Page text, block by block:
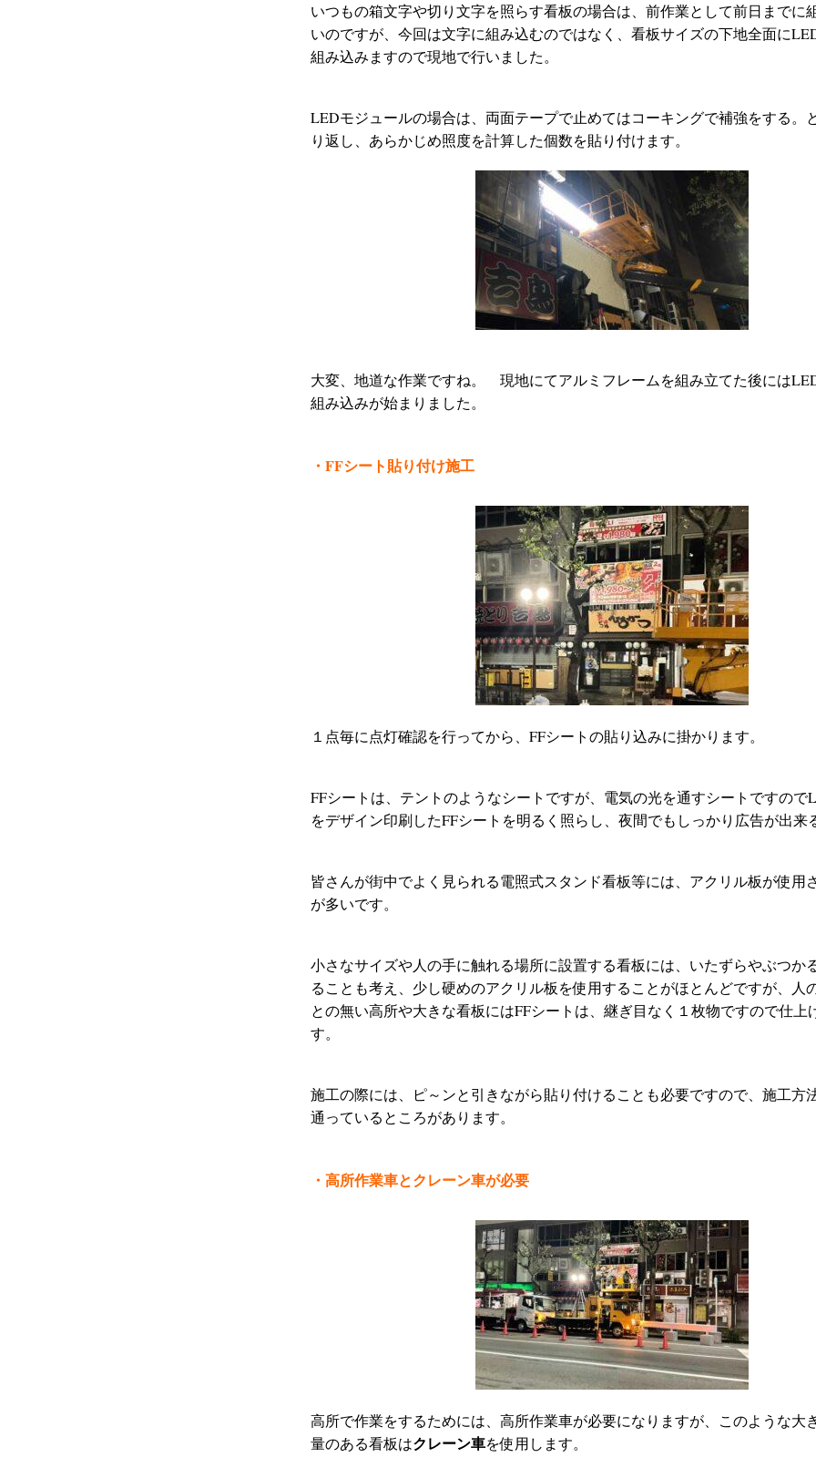
いつもの箱文字や切り文字を照らす看板の場合は、前作業として前日までに
いのですが、今回は文字に組み込むのではなく、看板サイズの下地全面に
組み込みますので現地で行いました。
LEDモジュールの場合は、両面テープで止めてはコーキングで補強をする。
り返し、あらかじめ照度を計算した個数を貼り付けます。
大変、地道な作業ですね。 現地にてアルミフレームを組み立てた後には
組み込みが始まりました。
・FFシート貼り付け施工
１点毎に点灯確認を行ってから、FFシートの貼り込みに掛かります。
FFシートは、テントのようなシートですが、電気の光を通すシートですので
をデザイン印刷したFFシートを明るく照らし、夜間でもしっかり広告が出来
皆さんが街中でよく見られる電照式スタンド看板等には、アクリル板が使用
が多いです。
小さなサイズや人の手に触れる場所に設置する看板には、いたずらやぶつか
ることも考え、少し硬めのアクリル板を使用することがほとんどですが、人
との無い高所や大きな看板にはFFシートは、継ぎ目なく１枚物ですので仕上
す。
施工の際には、ピ～ンと引きながら貼り付けることも必要ですので、施工方
通っているところがあります。
・高所作業車とクレーン車が必要
高所で作業をするためには、高所作業車が必要になりますが、このような大
量のある看板はクレーン車を使用します。